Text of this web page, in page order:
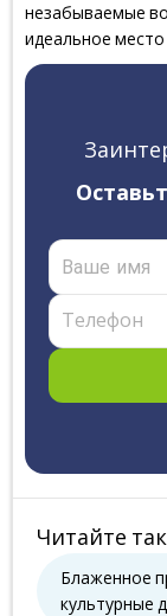
незабываемые
идеальное место
Читайте
Блаженное
культурные